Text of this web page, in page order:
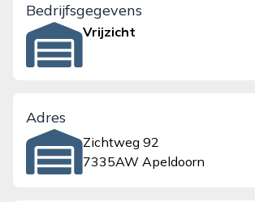
Bedrijfsgegevens
Vrijzicht
Adres
Zichtweg 92
7335AW Apeldoorn